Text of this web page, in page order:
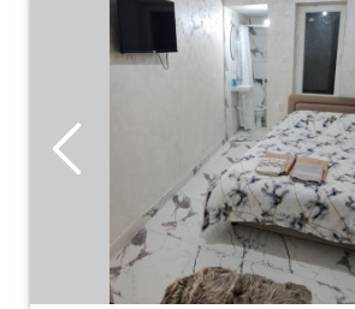
uredjen studio za dvvoje u centru
Beograd Centar
Adresa:
Makedonska 24
30 €
Gosti:2
m2
Struktura :
Studio